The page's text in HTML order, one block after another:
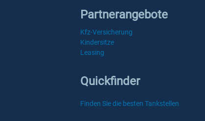
Partnerangebote
Kfz-Versicherung
Kindersitze
Leasing
Quickfinder
Finden Sie die besten Tankstellen